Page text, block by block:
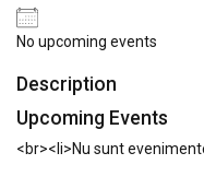
No upcoming events
Description
Upcoming Events
<br><li>Nu sunt